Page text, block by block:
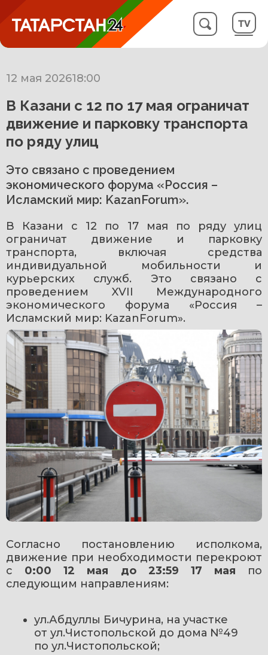
12 мая 202618:00
В Казани с 12 по 17 мая ограничат
движение и парковку транспорта
по ряду улиц
Это связано с проведением
экономического форума «Россия –
Исламский мир: KazanForum».
В Казани с 12 по 17 мая по ряду улиц
ограничат движение и парковку
транспорта, включая средства
индивидуальной мобильности и
курьерских служб. Это связано с
проведением XVII Международного
экономического форума «Россия –
Исламский мир: KazanForum».
Согласно постановлению исполкома,
движение при необходимости перекроют
с 0:00 12 мая до 23:59 17 мая по
следующим направлениям:
ул.Абдуллы Бичурина, на участке
от ул.Чистопольской до дома №49
по ул.Чистопольской;